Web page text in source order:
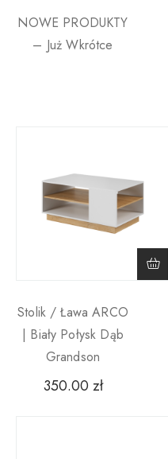
NOWE PRODUKTY
– Już Wkrótce
Stolik / Ława ARCO
| Biały Połysk Dąb
Grandson
350.00 zł